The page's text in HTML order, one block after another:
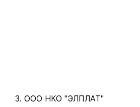
ООО НКО "ЭЛПЛАТ"